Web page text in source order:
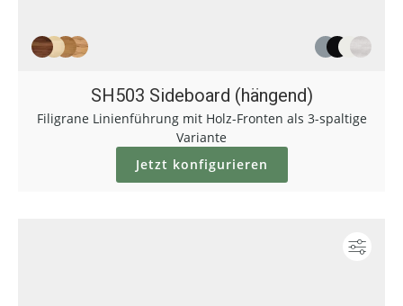
SH503 Sideboard (hängend)
Filigrane Linienführung mit Holz-Fronten als 3-spaltige
Variante
Jetzt konfigurieren